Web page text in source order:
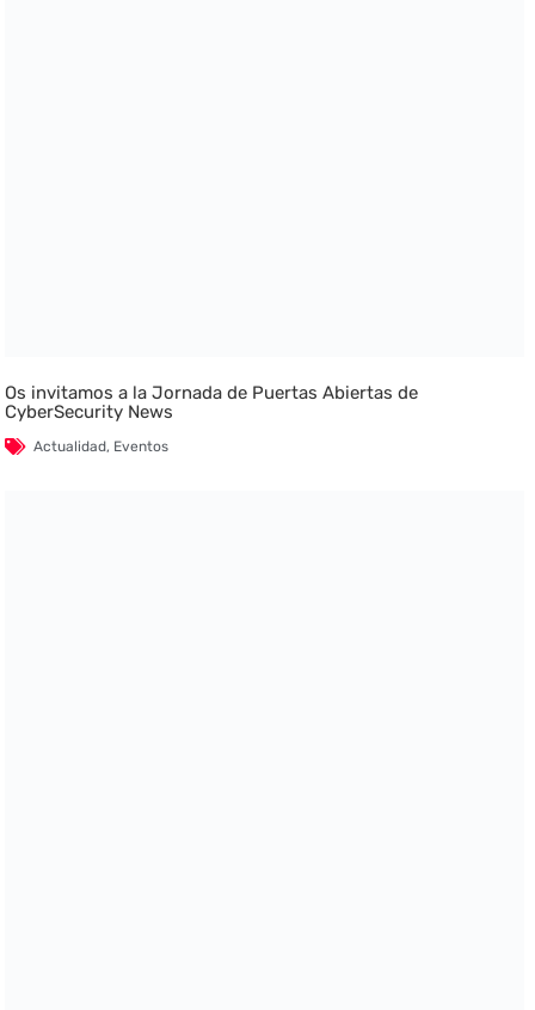
Os invitamos a la Jornada de Puertas Abiertas de
CyberSecurity News
Actualidad, Eventos